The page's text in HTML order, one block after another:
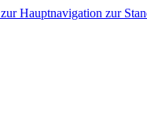
zur Hauptnavigation zur